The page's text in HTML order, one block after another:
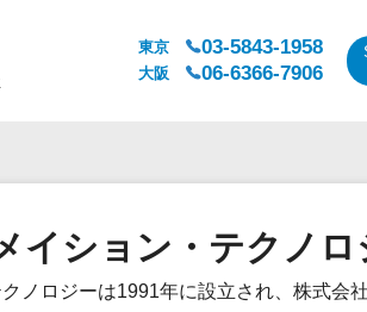
東京 03-5843-1958
大阪 06-6366-7906
ス
管理）
・評価・教育）
都道府県
対応地域
イション・テクノロ
ノロジーは1991年に設立され、株式会